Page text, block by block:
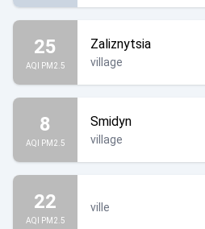
25
AQI PM2.5
Zaliznytsia
village
8
AQI PM2.5
Smidyn
village
22
AQI PM2.5
ville